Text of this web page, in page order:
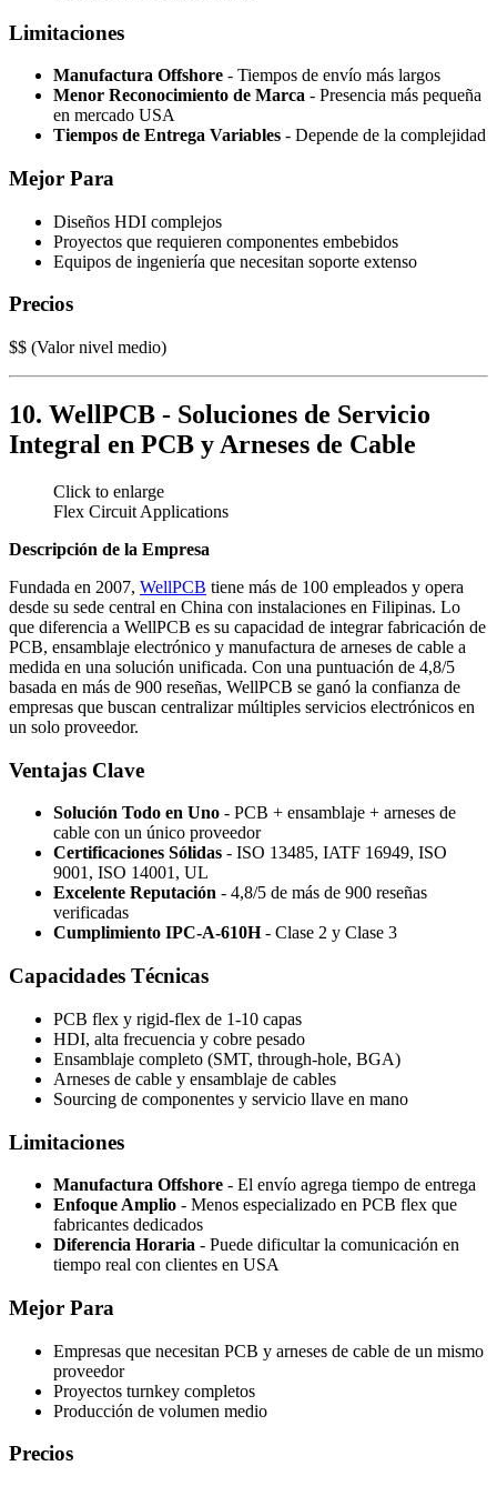
Limitaciones
Manufactura Offshore - Tiempos de envío más largos
Menor Reconocimiento de Marca - Presencia más pequeña
en mercado USA
Tiempos de Entrega Variables - Depende de la complejidad
Mejor Para
Diseños HDI complejos
Proyectos que requieren componentes embebidos
Equipos de ingeniería que necesitan soporte extenso
Precios
$$ (Valor nivel medio)
10. WellPCB - Soluciones de Servicio
Integral en PCB y Arneses de Cable
Click to enlarge
Flex Circuit Applications
Descripción de la Empresa
Fundada en 2007, WellPCB tiene más de 100 empleados y opera
desde su sede central en China con instalaciones en Filipinas. Lo
que diferencia a WellPCB es su capacidad de integrar fabricación de
PCB, ensamblaje electrónico y manufactura de arneses de cable a
medida en una solución unificada. Con una puntuación de 4,8/5
basada en más de 900 reseñas, WellPCB se ganó la confianza de
empresas que buscan centralizar múltiples servicios electrónicos en
un solo proveedor.
Ventajas Clave
Solución Todo en Uno - PCB + ensamblaje + arneses de
cable con un único proveedor
Certificaciones Sólidas - ISO 13485, IATF 16949, ISO
9001, ISO 14001, UL
Excelente Reputación - 4,8/5 de más de 900 reseñas
verificadas
Cumplimiento IPC-A-610H- Clase 2 y Clase 3
Capacidades Técnicas
PCB flex y rigid-flex de 1-10 capas
HDI, alta frecuencia y cobre pesado
Ensamblaje completo (SMT, through-hole, BGA)
Arneses de cable y ensamblaje de cables
Sourcing de componentes y servicio llave en mano
Limitaciones
Manufactura Offshore - El envío agrega tiempo de entrega
Enfoque Amplio - Menos especializado en PCB flex que
fabricantes dedicados
Diferencia Horaria - Puede dificultar la comunicación en
tiempo real con clientes en USA
Mejor Para
Empresas que necesitan PCB y arneses de cable de un mismo
proveedor
Proyectos turnkey completos
Producción de volumen medio
Precios